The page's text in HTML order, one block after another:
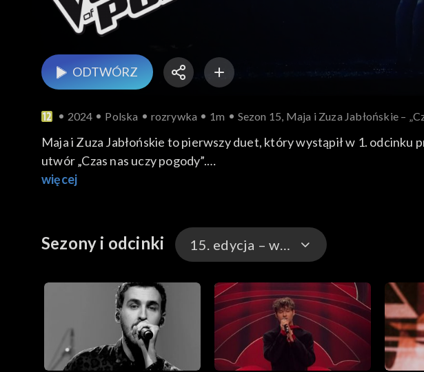
ODTWÓRZ
2024 Polska rozrywka 1m Sezon 15, Maja i Zuza Jabłońskie –
Maja i Zuza Jabłońskie to pierwszy duet, który wystąpił w 1. odcinku
utwór „Czas nas uczy pogody”.
Ten największy przebój Grażyny Łobaszewskiej po raz pierwszy
więcej
Sezony i odcinki 15. edycja – występy
16. edycja – występy
16. edycja
15. edycja